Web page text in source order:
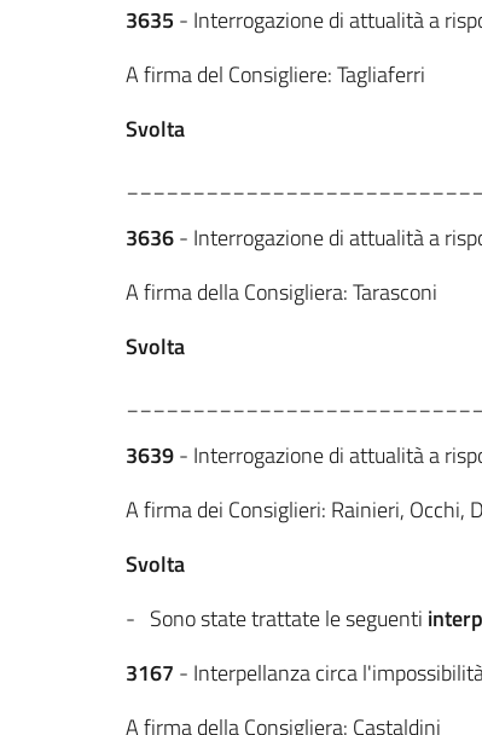
3635 - Interrogazione di attualità a
A firma del Consigliere: Tagliaferri
Svolta
3636- Interrogazione di attualità a
A firma della Consigliera: Tarasconi
Svolta
3639- Interrogazione di attualità a
A firma dei Consiglieri: Rainieri, Occhi,
Svolta
- Sono state trattate le seguenti
3167 - Interpellanza circa
A firma della Consigliera: Castaldini